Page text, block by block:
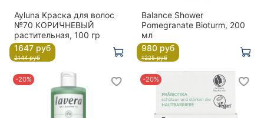
Ayluna Краска для волос
№70 КОРИЧНЕВЫЙ
растительная, 100 гр
1647 руб
2144 руб
Balance Shower
Pomegranate Bioturm, 200
мл
980 руб
1225 руб
-20% -20%